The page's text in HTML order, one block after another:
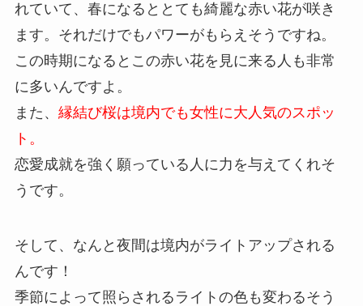
れていて、春になるととても綺麗な赤い花が咲き
ます。それだけでもパワーがもらえそうですね。
この時期になるとこの赤い花を見に来る人も非常
に多いんですよ。
また、 縁結び桜は境内でも女性に大人気のスポッ
ト。
恋愛成就を強く願っている人に力を与えてくれそ
うです。
そして、なんと夜間は境内がライトアップされる
んです！
季節によって照らされるライトの色も変わるそう